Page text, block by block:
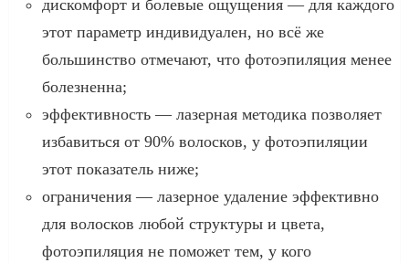
дискомфорт и болевые ощущения — для каждого
этот параметр индивидуален, но всё же
большинство отмечают, что фотоэпиляция менее
болезненна;
эффективность — лазерная методика позволяет
избавиться от 90% волосков, у фотоэпиляции
этот показатель ниже;
ограничения — лазерное удаление эффективно
для волосков любой структуры и цвета,
фотоэпиляция не поможет тем, у кого